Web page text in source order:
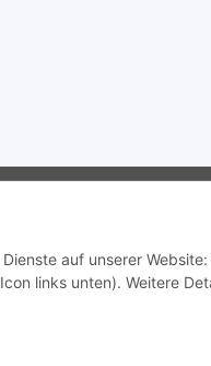
auf unserer Website:
links unten). Weitere